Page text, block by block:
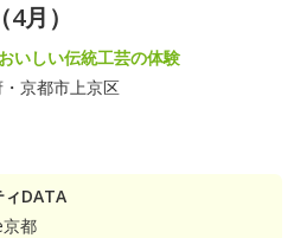
月）
いしい伝統工芸の体験
・京都市上京区
ィDATA
都